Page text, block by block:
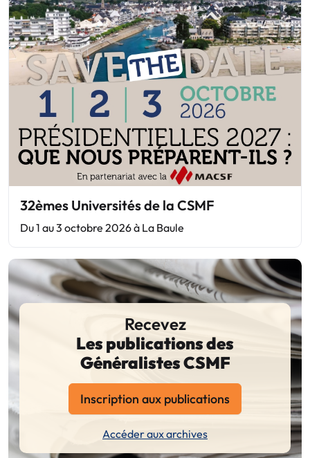
32èmes Universités de la CSMF
Du 1 au 3 octobre 2026 à La Baule
Recevez
Les publications des
Généralistes CSMF
Inscription aux publications
Accéder aux archives